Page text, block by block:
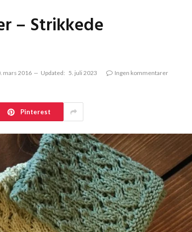
– Strikkede
mars 2016 Updated: 5. juli 2023
Ingen kommentarer
Pinterest